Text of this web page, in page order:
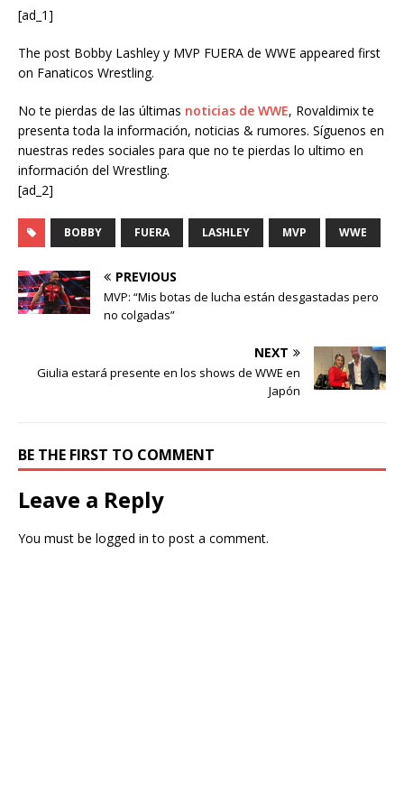
[ad_1]
The post Bobby Lashley y MVP FUERA de WWE appeared first
on Fanaticos Wrestling.
No te pierdas de las últimas noticias de WWE, Rovaldimix te
presenta toda la información, noticias & rumores. Síguenos en
nuestras redes sociales para que no te pierdas lo ultimo en
información del Wrestling.
[ad_2]
BOBBY FUERA LASHLEY MVP WWE
PREVIOUS
MVP: “Mis botas de lucha están desgastadas pero
no colgadas”
NEXT
Giulia estará presente en los shows de WWE en
Japón
BE THE FIRST TO COMMENT
Leave a Reply
You must be logged in to post a comment.